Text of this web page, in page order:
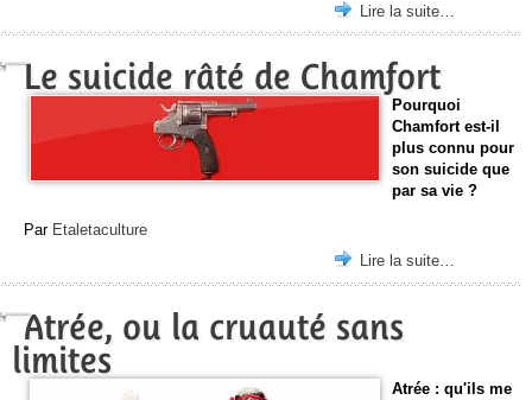
Lire la suite…
Le suicide râté de Chamfort
Pourquoi
Chamfort est-il
plus connu pour
son suicide que
par sa vie ?
Par Etaletaculture
Lire la suite…
Atrée, ou la cruauté sans
limites
Atrée : qu'ils me